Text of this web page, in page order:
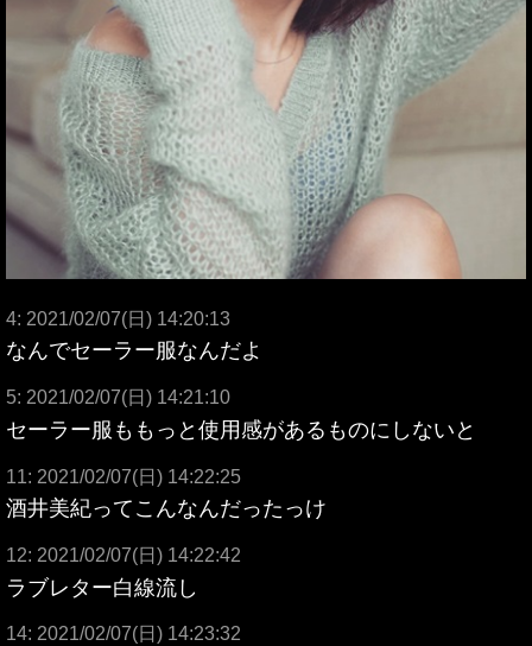
4: 2021/02/07(日) 14:20:13
なんでセーラー服なんだよ
5: 2021/02/07(日) 14:21:10
セーラー服ももっと使用感があるものにしないと
11: 2021/02/07(日) 14:22:25
酒井美紀ってこんなんだったっけ
12: 2021/02/07(日) 14:22:42
ラブレター白線流し
14: 2021/02/07(日) 14:23:32